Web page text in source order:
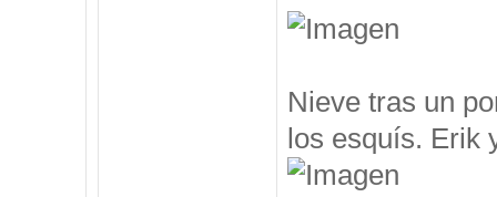
Nieve tras un
los esquís. Erik